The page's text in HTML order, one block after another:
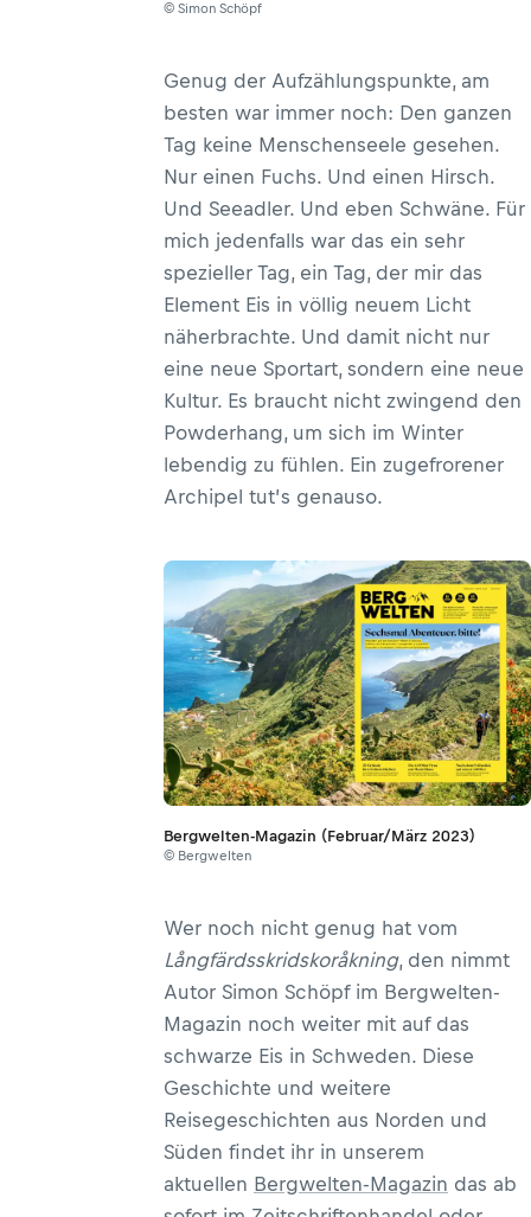
© Simon Schöpf
Genug der Aufzählungspunkte, am
besten war immer noch: Den ganzen
Tag keine Menschenseele gesehen.
Nur einen Fuchs. Und einen Hirsch.
Und Seeadler. Und eben Schwäne. Für
mich jedenfalls war das ein sehr
spezieller Tag, ein Tag, der mir das
Element Eis in völlig neuem Licht
näherbrachte. Und damit nicht nur
eine neue Sportart, sondern eine neue
Kultur. Es braucht nicht zwingend den
Powderhang, um sich im Winter
lebendig zu fühlen. Ein zugefrorener
Archipel tut’s genauso.
Bergwelten-Magazin (Februar/März 2023)
© Bergwelten
Wer noch nicht genug hat vom
Långfärdsskridskoråkning, den nimmt
Autor Simon Schöpf im Bergwelten-
Magazin noch weiter mit auf das
schwarze Eis in Schweden. Diese
Geschichte und weitere
Reisegeschichten aus Norden und
Süden findet ihr in unserem
aktuellen Bergwelten-Magazin das ab